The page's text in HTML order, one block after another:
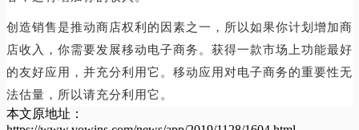
创造销售是推动商店权利的因素之一，所以如果你计划增加商
店收入，你需要发展移动电子商务。获得一款市场上功能最好
的友好应用，并充分利用它。移动应用对电子商务的重要性无
法估量，所以请充分利用它。
本文原地址：